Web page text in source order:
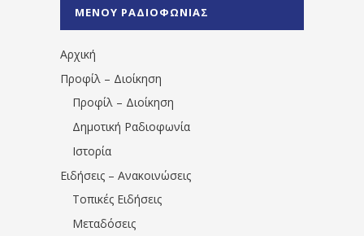
1531194763766854/" artist="" ]
ΜΕΝΟΥ ΡΑΔΙΟΦΩΝΙΑΣ
Αρχική
Προφίλ – Διοίκηση
Προφίλ – Διοίκηση
Δημοτική Ραδιοφωνία
Ιστορία
Ειδήσεις – Ανακοινώσεις
Τοπικές Ειδήσεις
Μεταδόσεις